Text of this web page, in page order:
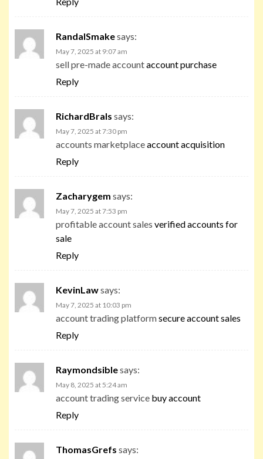
RandalSmakesays:
May 7, 2025 at 9:07 am
sell pre-made accountaccount purchase
Reply
RichardBrals says:
May 7, 2025 at 7:30 pm
accounts marketplaceaccount acquisition
Reply
Zacharygem says:
May 7, 2025 at 7:53 pm
profitable account sales verified accounts for
sale
Reply
KevinLawsays:
May 7, 2025 at 10:03 pm
account trading platformsecure account sales
Reply
Raymondsiblesays:
May 8, 2025 at 5:24 am
account trading service buy account
Reply
ThomasGrefs says: